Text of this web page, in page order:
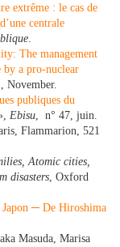
extrême : le cas de
centrale
.
The management
a pro-nuclear
November.
publiques du
Ebisu, n° 47, juin.
Flammarion, 521
Atomic cities,
disasters, Oxford
Japon ─ De Hiroshima
Masuda, Marisa